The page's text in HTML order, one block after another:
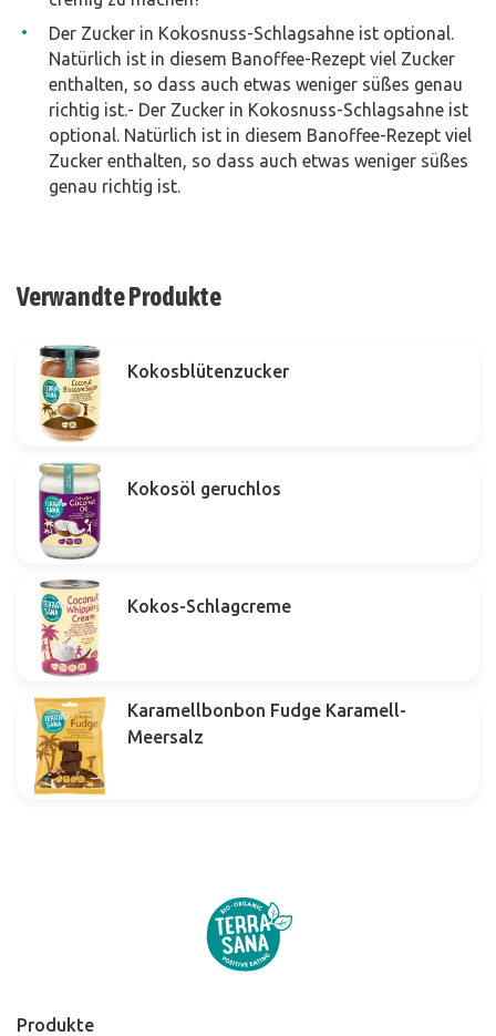
Der Zucker in Kokosnuss-Schlagsahne ist optional.
Natürlich ist in diesem Banoffee-Rezept viel Zucker
enthalten, so dass auch etwas weniger süßes genau
richtig ist.- Der Zucker in Kokosnuss-Schlagsahne ist
optional. Natürlich ist in diesem Banoffee-Rezept viel
Zucker enthalten, so dass auch etwas weniger süßes
genau richtig ist.
Verwandte Produkte
Kokosblütenzucker
Kokosöl geruchlos
Kokos-Schlagcreme
Karamellbonbon Fudge Karamell-
Meersalz
Produkte